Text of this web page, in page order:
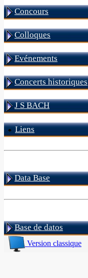
Concours
Colloques
Evénements
Concerts historiques
J S BACH
Liens
Data Base
Base de datos
Version classique